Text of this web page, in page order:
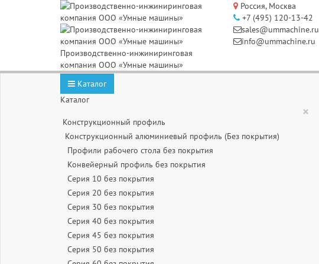
Производственно-инжиниринговая
компания ООО «Умные машины»
Россия, Москва
+7 (495) 120-13-42
sales@ummachine.ru
info@ummachine.ru
Каталог
Каталог
×
Конструкционный профиль
Конструкционный алюминиевый профиль (Без покрытия)
Профили рабочего стола без покрытия
Конвейерный профиль без покрытия
Серия 10 без покрытия
Серия 20 без покрытия
Серия 30 без покрытия
Серия 40 без покрытия
Серия 45 без покрытия
Серия 50 без покрытия